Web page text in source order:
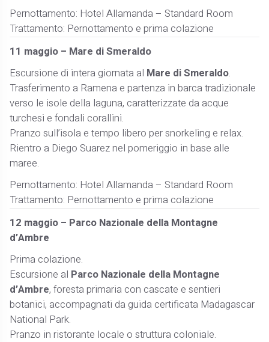
Pernottamento: Hotel Allamanda – Standard Room
Trattamento: Pernottamento e prima colazione
11 maggio – Mare di Smeraldo
Escursione di intera giornata al Mare di Smeraldo.
Trasferimento a Ramena e partenza in barca tradizionale
verso le isole della laguna, caratterizzate da acque
turchesi e fondali corallini.
Pranzo sull’isola e tempo libero per snorkeling e relax.
Rientro a Diego Suarez nel pomeriggio in base alle
maree.
Pernottamento: Hotel Allamanda – Standard Room
Trattamento: Pernottamento e prima colazione
12 maggio – Parco Nazionale della Montagne
d’Ambre
Prima colazione.
Escursione al Parco Nazionale della Montagne
d’Ambre, foresta primaria con cascate e sentieri
botanici, accompagnati da guida certificata Madagascar
National Park.
Pranzo in ristorante locale o struttura coloniale.